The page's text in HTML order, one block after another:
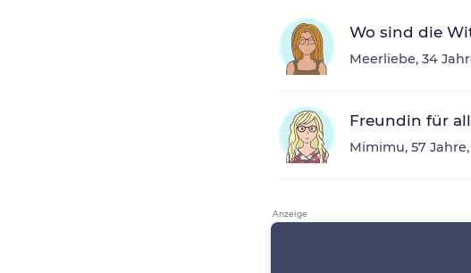
Wo sind die
Meerliebe, 34
Freundin für
Mimimu, 57